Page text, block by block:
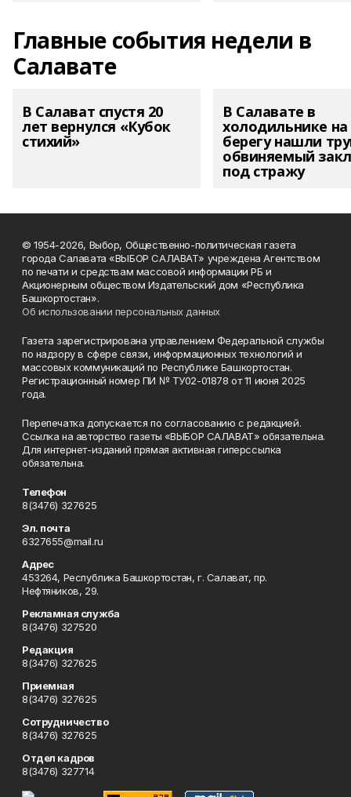
Главные события недели в
Салавате
В Салават спустя 20
лет вернулся «Кубок
стихий»
В Салавате в
холодильнике на
берегу нашли
обвиняемый
под стражу
© 1954-2026, Выбор, Общественно-политическая газета
города Салавата «ВЫБОР САЛАВАТ» учреждена Агентством
по печати и средствам массовой информации РБ и
Акционерным обществом Издательский дом «Республика
Башкортостан».
Об использовании персональных данных
Газета зарегистрирована управлением Федеральной службы
по надзору в сфере связи, информационных технологий и
массовых коммуникаций по Республике Башкортостан.
Регистрационный номер ПИ № ТУ02-01878 от 11 июня 2025
года.
Перепечатка допускается по согласованию с редакцией.
Ссылка на авторство газеты «ВЫБОР САЛАВАТ» обязательна.
Для интернет-изданий прямая активная гиперссылка
обязательна.
Телефон
8(3476) 327625
Эл. почта
6327655@mail.ru
Адрес
453264, Республика Башкортостан, г. Салават, пр.
Нефтяников, 29.
Рекламная служба
8(3476) 327520
Редакция
8(3476) 327625
Приемная
8(3476) 327625
Сотрудничество
8(3476) 327625
Отдел кадров
8(3476) 327714